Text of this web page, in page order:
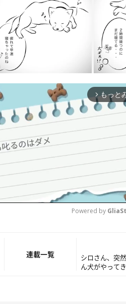
arrow_forward_ios もっと
t
Powered by
連載一覧
シロさん、突
ん犬がやって